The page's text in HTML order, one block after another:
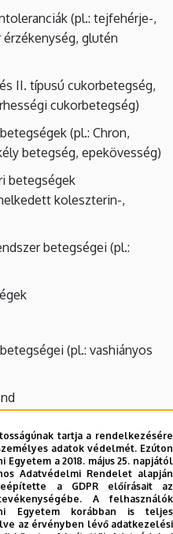
(pl.: tejfehérje-,
glutén
II. típusú cukorbetegség,
cukorbetegség)
(pl.: Chron,
betegség, epekövesség)
betegségek
koleszterin-,
betegségei (pl.:
(pl.: vashiányos
könnyebbé teszik az
mindennapjait.
tartja a rendelkezésére
adatok védelmét. Ezúton
a 2018. május 25. napjától
Adatvédelmi Rendelet alapján
a GDPR előírásait az
A felhasználók
Egyetem korábban is teljes
az érvényben lévő adatkezelési